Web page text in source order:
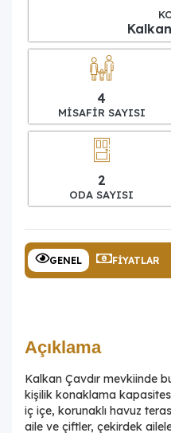
4
MISAFIR SAYISI
2
ODA SAYISI
GENEL FIYATLAR
Açıklama
Kalkan Çavdır mevkiinde
kişilik konaklama
iç içe, korunaklı havuz
aile ve çiftler, çekirdek